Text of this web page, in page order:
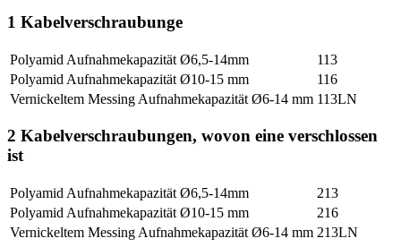
1 Kabelverschraubunge
Polyamid Aufnahmekapazität Ø6,5-14mm
113
Polyamid Aufnahmekapazität Ø10-15 mm
116
Vernickeltem Messing Aufnahmekapazität Ø6-14 mm 113LN
2 Kabelverschraubungen, wovon eine verschlossen
ist
Polyamid Aufnahmekapazität Ø6,5-14mm
213
Polyamid Aufnahmekapazität Ø10-15 mm
216
Vernickeltem Messing Aufnahmekapazität Ø6-14 mm 213LN